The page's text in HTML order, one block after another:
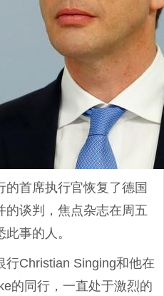
的首席执行官恢复了德国
的谈判，焦点杂志在周五
事的人。
行Christian Singing和他在
的同行，一直处于激烈的